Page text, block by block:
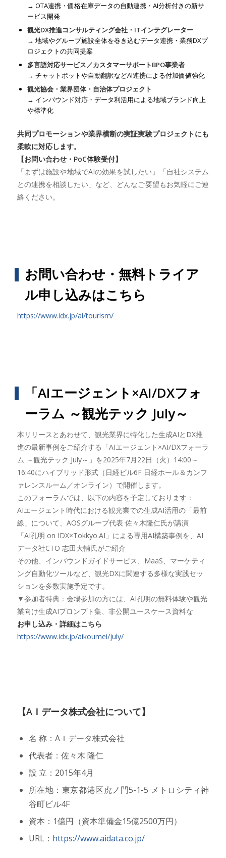
→ OTA連携・価格在庫データの自動連携・AI分析付きの新サ
ービス開発
観光DX推進コンサルティング会社・ITインテグレーター
→ 地域やグループ施設全体を巻き込むデータ連携・業務DXプ
ロジェクトの共同提案
多言語対応サービス／カスタマーサポートBPO事業者
→ チャットボットや自動翻訳などAI連携による付加価値強化
観光協会・業界団体・自治体プロジェクト
→ インバウンド対応・データ利活用による地域ブランド向上
や標準化
共同プロモーションや業界横断の実証実験プロジェクトにも
柔軟に対応します。
【お問い合わせ・PoC体験受付】
「まずは施設や地域でAIの効果を試したい」「自社システム
との連携を相談したい」など、どんなご要望もお気軽にご連
絡ください。
お問い合わせ・無料トライア
ル申し込みはこちら
https://www.idx.jp/ai/tourism/
「AIエージェント×AI/DXフォ
ーラム ～観光テック July～
本リリースとあわせて、観光業界に特化した生成AIとDX推
進の最新事例をご紹介する「AIエージェント×AI/DXフォーラ
ム ～観光テック July～」を2025年7月22日（火）14:00～
16:40にハイブリッド形式（日経ビル6F 日経ホール＆カンフ
ァレンスルーム／オンライン）で開催します。
このフォーラムでは、以下の内容を予定しております：
AIエージェント時代における観光業での生成AI活用の「最前
線」について、AOSグループ代表 佐々木隆仁氏が講演
「AI孔明 on IDX×Tokkyo.AI」による専用AI構築事例を、AI
データ社CTO 志田大輔氏がご紹介
その他、インバウンドガイドサービス、MaaS、マーケティ
ング自動化ツールなど、観光DXに関連する多様な実践セッ
ションを多数実施予定です。
▼参加者特典：会場参加の方には、AI孔明の無料体験や観光
業向け生成AIプロンプト集、非公開ユースケース資料な
お申し込み・詳細はこちら
https://www.idx.jp/aikoumei/july/
【AＩデータ株式会社について】
名 称：AＩデータ株式会社
代表者：佐々木 隆仁
設 立：2015年4月
所在地：東京都港区虎ノ門5-1-5 メトロシティ神
谷町ビル4F
資本：1億円（資本準備金15億2500万円）
URL： https://www.aidata.co.jp/